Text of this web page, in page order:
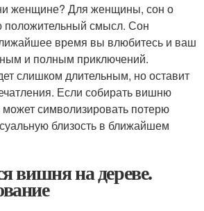
женщине? Для женщины, сон о
положительный смысл. Сон
время вы влюбитесь и ваш
и полным приключений.
слишком длительным, но оставит
Если собирать вишню
символизировать потерю
близость в ближайшем
вишня на дереве.